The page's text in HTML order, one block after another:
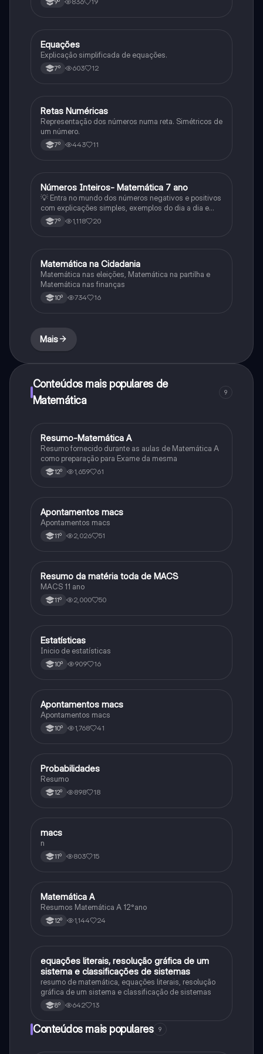
Matemática
Equações
Explicação simplificada de equações.
7º 603 12
Matemática
Retas Numéricas
Representação dos números numa reta. Simétricos de
um número.
7º 443 11
Matemática
Números Inteiros- Matemática 7 ano
💡 Entra no mundo dos números negativos e positivos
com explicações simples, exemplos do dia a dia e
exercícios práticos! Neste slide vais aprender a: ✅
Identificar e comparar números inteiros ✅ Usar a reta
7º 1,118 20
Matemática
Matemática na Cidadania
Matemática nas eleições, Matemática na partilha e
Matemática nas finanças
10º 734 16
Mais
Conteúdos mais populares de
Matemática
9
Matemática
Resumo-Matemática A
Resumo fornecido durante as aulas de Matemática A
como preparação para Exame da mesma
12º 1,659 61
Matemática
Apontamentos macs
Apontamentos macs
11º 2,026 51
Matemática
Resumo da matéria toda de MACS
MACS 11 ano
11º 2,000 50
Matemática
Estatísticas
Inicio de estatísticas
10º 909 16
Matemática
Apontamentos macs
Apontamentos macs
10º 1,768 41
Matemática
Probabilidades
Resumo
12º 898 18
Matemática
macs
n
11º 803 15
Matemática
Matemática A
Resumos Matemática A 12°ano
12º 1,144 24
Matemática
equações literais, resolução gráfica de um
sistema e classificações de sistemas
resumo de matemática, equações literais, resolução
gráfica de um sistema e classificação de sistemas
8º 642 13
Conteúdos mais populares 9